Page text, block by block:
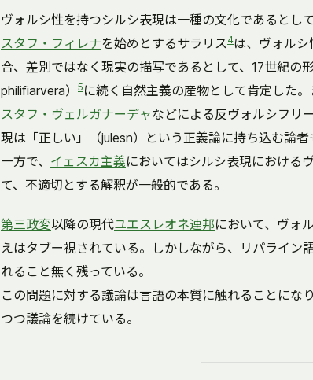
ヴォルシ性を持つシルシ表現は一種の文化であるとし
スタフ・フィレナを始めとするサラリス4は、ヴォル
合、差別ではなく現実の描写であるとして、17世紀の
philifiarvera）
5 に続く自然主義の産物として肯定した
スタフ・ヴェルガナーデャなどによる反ヴォルシフリ
現は「正しい」（julesn）という正義論に持ち込む論者
一方で、 イェスカ主義においてはシルシ表現における
て、不適切とする解釈が一般的である。
第三政変以降の現代ユエスレオネ連邦において、ヴォ
えはタブー視されている。しかしながら、リパライン
れること無く残っている。
この問題に対する議論は言語の本質に触れることになり
つつ議論を続けている。